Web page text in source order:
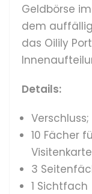
Geldbörse
dem
das Oilily
Details:
10 Fächer
3
1 Sichtfach